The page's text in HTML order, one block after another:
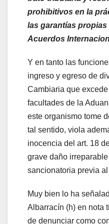
prohibitivos en la
las garantías
Acuerdos
Y en tanto las
ingreso y egreso de
Cambiaria que
facultades de la
este organismo tome
tal sentido, viola
inocencia del art. 18
grave daño
sancionatoria previa
Muy bien lo ha
Albarracín (h) en nota
de denunciar como